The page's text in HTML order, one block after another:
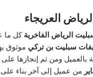
العريجاء
الرياض الفاخريةكل ما
سبليت بن تركي موثوق
ومن ثم إنجازها على
من عميل إلى آخر بناء على